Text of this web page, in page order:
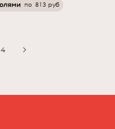
по 813 руб
4